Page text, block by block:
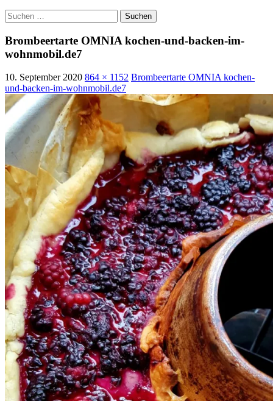
Suchen
nach:
Brombeertarte OMNIA kochen-und-backen-im-
wohnmobil.de7
10. September 2020 864 × 1152 Brombeertarte OMNIA kochen-
und-backen-im-wohnmobil.de7